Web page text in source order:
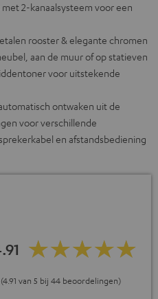
2-kanaalsysteem voor een
rooster & elegante chromen
aan de muur of op statieven
voor uitstekende
ontwaken uit de
voor verschillende
en afstandsbediening
(4.91 van 5 bij 44 beoordelingen)